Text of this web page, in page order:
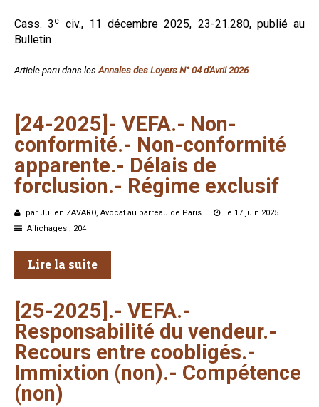
Cass. 3e
civ., 11 décembre 2025, 23-21.280, publié au
Bulletin
Article paru dans les Annales des Loyers N° 04 d'Avril 2026
[24-2025]- VEFA.- Non-
conformité.- Non-conformité
apparente.- Délais de
forclusion.- Régime exclusif
par Julien ZAVARO, Avocat au barreau de Paris
le 17 juin 2025
Affichages : 204
Lire la suite
[25-2025].- VEFA.-
Responsabilité du vendeur.-
Recours entre coobligés.-
Immixtion (non).- Compétence
(non)